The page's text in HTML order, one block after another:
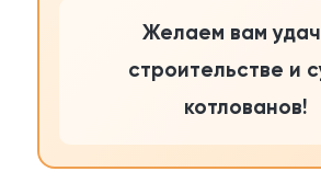
Желаем вам
строительстве и
котлованов!